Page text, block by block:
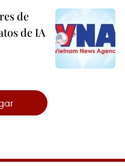
de
de IA